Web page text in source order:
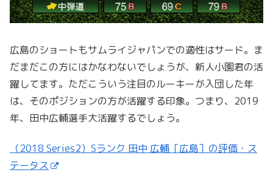
広島のショートもサムライジャパンでの適性はサード。ま
だまだこの方にはかなわないでしょうが、新人小園君の活
躍してます。ただこういう注目のルーキーが入団した年
は、そのポジションの方が活躍する印象。つまり、2019
年、田中広輔選手大活躍するでしょう。
（2018 Series2）Sランク 田中 広輔［広島］の評価・ス
テータス